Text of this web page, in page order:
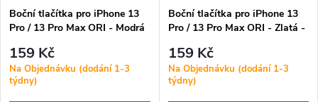
Boční tlačítka pro iPhone 13
Pro / 13 Pro Max ORI - Modrá
159 Kč
Na Objednávku (dodání 1-3
týdny)
Boční tlačítka pro iPhone 13
Pro / 13 Pro Max ORI - Zlatá -
159 Kč
Na Objednávku (dodání 1-3
týdny)